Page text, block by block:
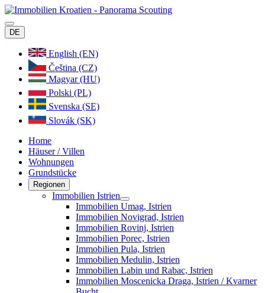
DE
English (EN)
Čeština (CZ)
Magyar (HU)
Polski (PL)
Svenska (SE)
Slovák (SK)
Home
Häuser / Villen
Wohnungen
Grundstücke
Regionen
Immobilien Istrien
Immobilien Umag, Istrien
Immobilien Novigrad, Istrien
Immobilien Rovinj, Istrien
Immobilien Porec, Istrien
Immobilien Pula, Istrien
Immobilien Medulin, Istrien
Immobilien Labin und Rabac, Istrien
Immobilien Moscenicka Draga, Istrien / Kvarner